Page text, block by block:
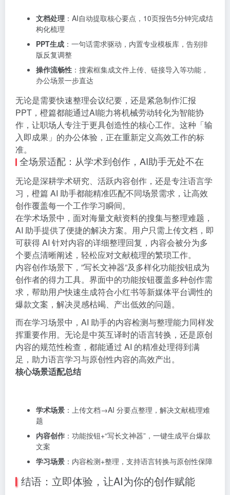
文档处理 ：AI自动提取核心要点，10页报告5分钟完成结
构化梳理
PPT生成 ：一句话需求驱动，内置专业模板库，告别排
版反复调整
操作流畅性 ：搜索框集成文件上传、链接导入等功能，
办公场景一步直达
无论是需要快速整理会议纪要，还是紧急制作汇报
PPT，橙篇都能通过AI能力将机械劳动转化为智能协
作，让职场人专注于更具创造性的核心工作。这种「输
入即成果」的办公体验，正在重新定义高效工作的标
准。
全场景适配：从学术到创作，AI助手无处不在
无论是深耕学术研究、活跃内容创作，还是专注语言学
习，橙篇 AI 助手都能精准匹配不同场景需求，让高效
创作覆盖每一个工作学习瞬间。
在学术场景中，面对海量文献资料的搜集与整理难题，
AI 助手提供了便捷的解决方案。用户只需上传文档，即
可获得 AI 针对内容的详细整理回复，内容会被分为多
个要点清晰阐述，轻松应对文献梳理的繁琐工作。
内容创作场景下，”写长文神器”及多样化功能按钮成为
创作者的得力工具。界面中的功能按钮覆盖多种创作需
求，帮助用户快速生成符合小红书等新媒体平台调性的
爆款文案，解决灵感枯竭、产出低效的问题。
而在学习场景中，AI 助手的内容检测与整理能力同样发
挥重要作用。无论是中英互译时的语言转换，还是原创
内容的规范性检查，都能通过 AI 的精准处理得到满
足，助力语言学习与原创性内容的高效产出。
核心场景适配总结
学术场景 ：上传文档→AI 分要点整理，解决文献梳理难
题
内容创作 ：功能按钮+“写长文神器”，一键生成平台爆款
文案
学习场景 ：内容检测+整理，支持语言转换与原创性保障
结语：立即体验，让AI为你的创作赋能